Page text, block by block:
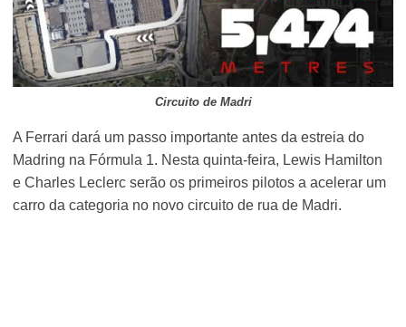
Circuito de Madri
A Ferrari dará um passo importante antes da estreia do
Madring na Fórmula 1. Nesta quinta-feira, Lewis Hamilton
e Charles Leclerc serão os primeiros pilotos a acelerar um
carro da categoria no novo circuito de rua de Madri.